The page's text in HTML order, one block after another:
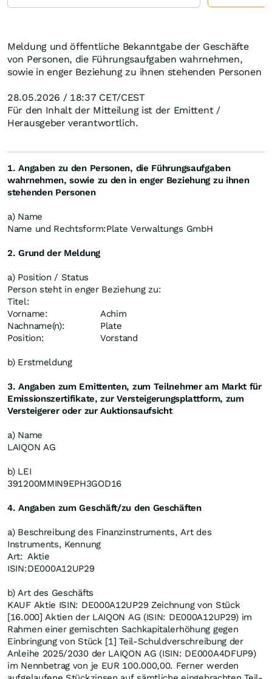
Meldung und öffentliche Bekanntgabe der Geschäfte
von Personen, die Führungsaufgaben wahrnehmen,
sowie in enger Beziehung zu ihnen stehenden Personen
28.05.2026 / 18:37 CET/CEST
Für den Inhalt der Mitteilung ist der Emittent /
Herausgeber verantwortlich.
1. Angaben zu den Personen, die Führungsaufgaben
wahrnehmen, sowie zu den in enger Beziehung zu ihnen
stehenden Personen
a) Name
Name und Rechtsform:Plate Verwaltungs GmbH
2. Grund der Meldung
a) Position / Status
Person steht in enger Beziehung zu:
Titel:
Vorname:
Achim
Nachname(n):
Plate
Position:
Vorstand
b) Erstmeldung
3. Angaben zum Emittenten, zum Teilnehmer am Markt für
Emissionszertifikate, zur Versteigerungsplattform, zum
Versteigerer oder zur Auktionsaufsicht
a) Name
LAIQON AG
b) LEI
391200MMIN9EPH3GOD16
4. Angaben zum Geschäft/zu den Geschäften
a) Beschreibung des Finanzinstruments, Art des
Instruments, Kennung
Art: Aktie
ISIN:DE000A12UP29
b) Art des Geschäfts
KAUF Aktie ISIN: DE000A12UP29 Zeichnung von Stück
[16.000] Aktien der LAIQON AG (ISIN: DE000A12UP29) im
Rahmen einer gemischten Sachkapitalerhöhung gegen
Einbringung von Stück [1] Teil-Schuldverschreibung der
Anleihe 2025/2030 der LAIQON AG (ISIN: DE000A4DFUP9)
im Nennbetrag von je EUR 100.000,00. Ferner werden